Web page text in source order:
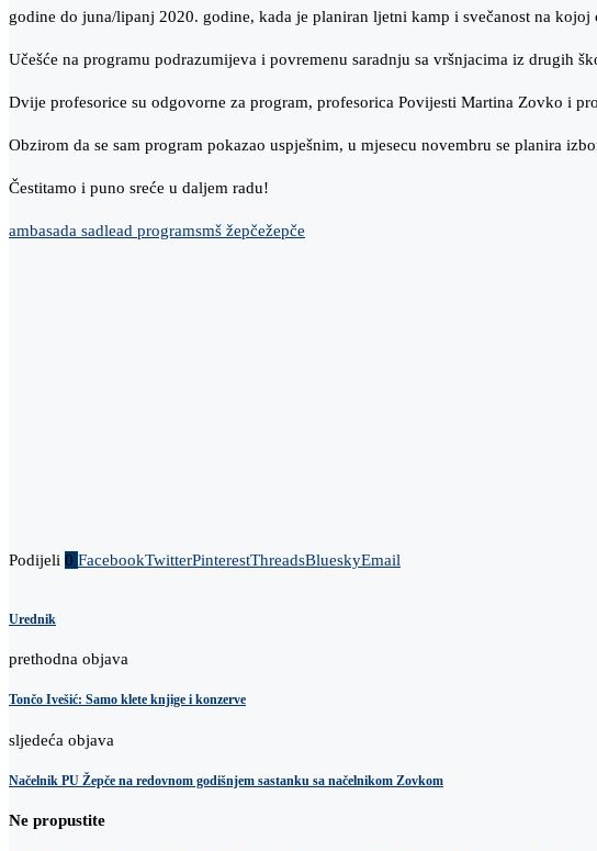
godine do juna/lipanj 2020. godine, kada je planiran ljetni kamp i svečanost na
Učešće na programu podrazumijeva i povremenu saradnju sa vršnjacima iz drugih
Dvije profesorice su odgovorne za program, profesorica Povijesti Martina Zovko i
Obzirom da se sam program pokazao uspješnim, u mjesecu novembru se planira
Čestitamo i puno sreće u daljem radu!
ambasada sadlead programsmš žepčežepče
Podijeli 0 FacebookTwitterPinterestThreadsBlueskyEmail
Urednik
prethodna objava
Tončo Ivešić: Samo klete knjige i konzerve
sljedeća objava
Načelnik PU Žepče na redovnom godišnjem sastanku sa načelnikom Zovkom
Ne propustite